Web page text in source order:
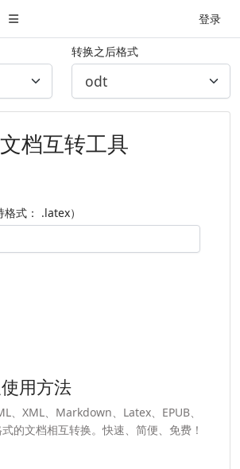
登录
转换之后格式
档互转工具
式： .latex）
用方法
、XML、Markdown、Latex、EPUB、
的文档相互转换。快速、简便、免费！